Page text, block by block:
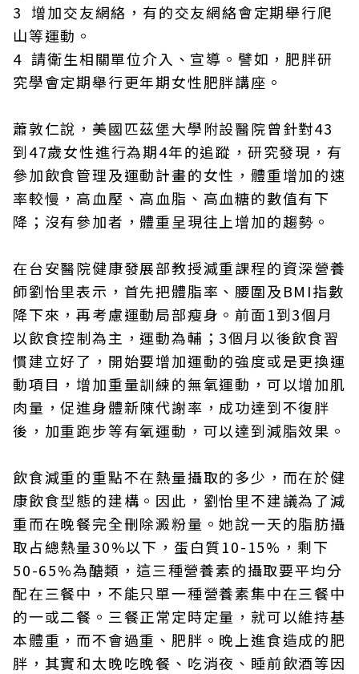
3 增加交友網絡，有的交友網絡會定期舉行爬
山等運動。
4 請衛生相關單位介入、宣導。譬如，肥胖研
究學會定期舉行更年期女性肥胖講座。
蕭敦仁說，美國匹茲堡大學附設醫院曾針對43
到47歲女性進行為期4年的追蹤，研究發現，有
參加飲食管理及運動計畫的女性，體重增加的速
率較慢，高血壓、高血脂、高血糖的數值有下
降；沒有參加者，體重呈現往上增加的趨勢。
在台安醫院健康發展部教授減重課程的資深營養
師劉怡里表示，首先把體脂率、腰圍及BMI指數
降下來，再考慮運動局部瘦身。前面1到3個月
以飲食控制為主，運動為輔；3個月以後飲食習
慣建立好了，開始要增加運動的強度或是更換運
動項目，增加重量訓練的無氧運動，可以增加肌
肉量，促進身體新陳代謝率，成功達到不復胖
後，加重跑步等有氧運動，可以達到減脂效果。
飲食減重的重點不在熱量攝取的多少，而在於健
康飲食型態的建構。因此，劉怡里不建議為了減
重而在晚餐完全刪除澱粉量。她說一天的脂肪攝
取占總熱量30%以下，蛋白質10-15%，剩下
50-65%為醣類，這三種營養素的攝取要平均分
配在三餐中，不能只單一種營養素集中在三餐中
的一或二餐。三餐正常定時定量，就可以維持基
本體重，而不會過重、肥胖。晚上進食造成的肥
胖，其實和太晚吃晚餐、吃消夜、睡前飲酒等因